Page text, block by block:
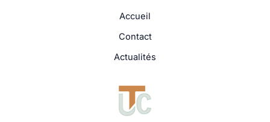
Accueil
Contact
Actualités